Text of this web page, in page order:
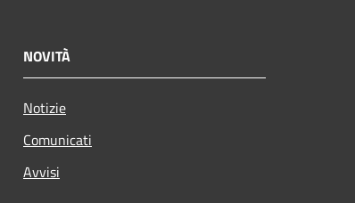
NOVITÀ
Notizie
Comunicati
Avvisi